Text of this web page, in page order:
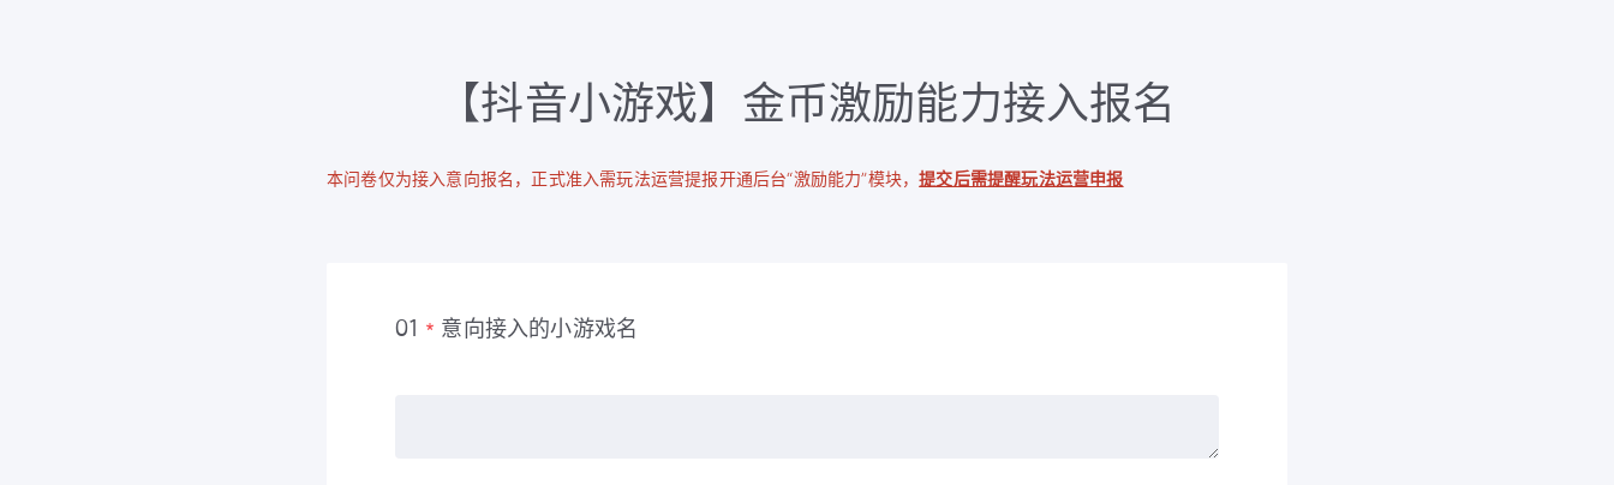
【抖音小游戏】金币激励能力接入报名
本问卷仅为接入意向报名，正式准入需玩法运营提报开通后台“激励能力”模块，提交后需提醒玩法运营申报
01 意向接入的小游戏名